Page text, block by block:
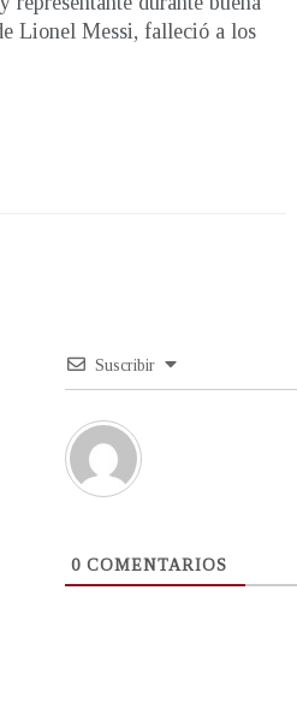
Lionel Messi, falleció a los
Suscribir
0 COMENTARIOS